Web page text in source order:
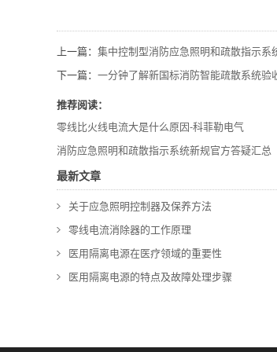
上一篇： 集中控制型消防应急照明和疏散指示系
下一篇： 一分钟了解新国标消防智能疏散系统验
推荐阅读：
零线比火线电流大是什么原因-科菲勒电气
消防应急照明和疏散指示系统新规官方答疑汇总
最新文章
关于应急照明控制器及保养方法
零线电流消除器的工作原理
医用隔离电源在医疗领域的重要性
医用隔离电源的特点及故障处理步骤